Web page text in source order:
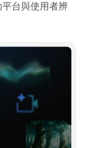
台與使用者辨